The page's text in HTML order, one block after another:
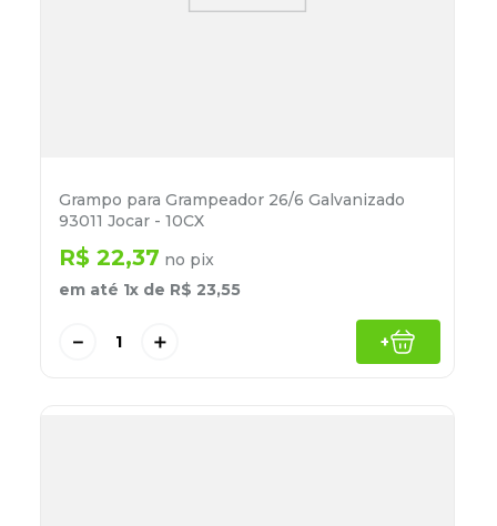
Grampo para Grampeador 26/6 Galvanizado
93011 Jocar - 10CX
R$ 22,37 no pix
em até 1x de R$ 23,55
＋
－ +